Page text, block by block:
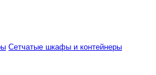
Сетчатые шкафы и контейнеры